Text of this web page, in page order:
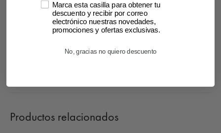
Medida aproximada: largo 4 cm, ancho 3 cm.
*El color puede variar según la luz de la foto y el
Productos relacionados
Marca esta casilla para obtener tu
descuento y recibir por correo
electrónico nuestras novedades,
promociones y ofertas exclusivas.
No, gracias no quiero descuento